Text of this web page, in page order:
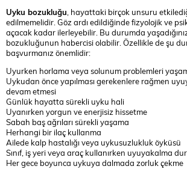
Uyku bozukluğu, hayattaki birçok unsuru
edilmemelidir. Göz ardı edildiğinde fizyolojik ve
açacak kadar ilerleyebilir. Bu durumda
bozukluğunun habercisi olabilir. Özellikle de şu
başvurmanız önemlidir:
Uyurken horlama veya solunum problemleri
Uykudan önce yapılması gerekenlere rağmen
devam etmesi
Günlük hayatta sürekli uyku hali
Uyanırken yorgun ve enerjisiz hissetme
Sabah baş ağrıları sürekli yaşama
Herhangi bir ilaç kullanma
Ailede kalp hastalığı veya uykusuzlukluk öyküsü
Sınıf, iş yeri veya araç kullanırken uyuyakalma
Her gece boyunca uykuya dalmada zorluk çekme